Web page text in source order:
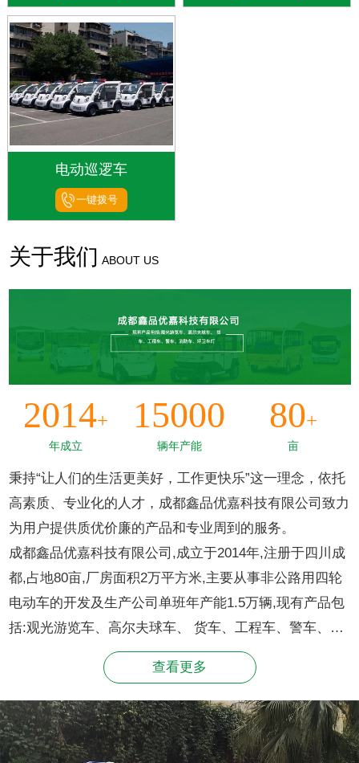
电动巡逻车
一键拨号
关于我们 ABOUT US
2014+
年成立
15000
辆年产能
80+
亩
秉持“让人们的生活更美好，工作更快乐”这一理念，依托
高素质、专业化的人才，成都鑫品优嘉科技有限公司致力
为用户提供质优价廉的产品和专业周到的服务。
成都鑫品优嘉科技有限公司,成立于2014年,注册于四川成
都,占地80亩,厂房面积2万平方米,主要从事非公路用四轮
电动车的开发及生产公司单班年产能1.5万辆,现有产品包
括:观光游览车、高尔夫球车、 货车、工程车、警车、消
防车、环卫车灯。连续多年国内销量、排名同行业领先。
查看更多